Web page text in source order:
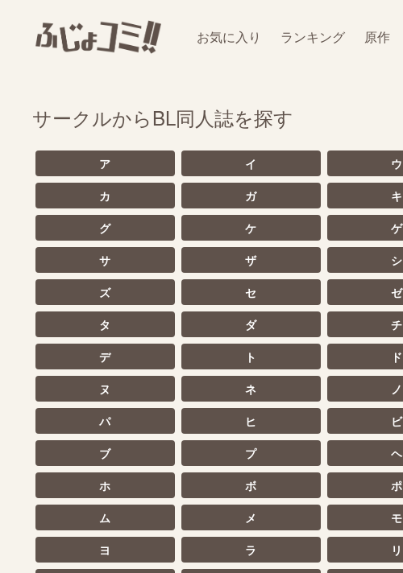
お気に入り ランキング 原作
サークルからBL同人誌を探す
ア イ ウ
カ
ガ キ
グ
ケ ゲ
サ
ザ シ
ズ
セ ゼ
タ
ダ チ
デ
ト ド
ヌ
ネ ノ
パ
ヒ ビ
ブ
プ ヘ
ホ
ボ ポ
ム
メ モ
ヨ
ラ リ